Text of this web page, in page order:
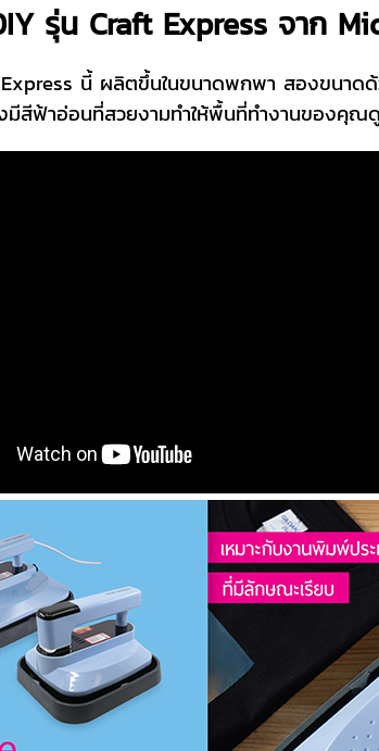
รุ่น Craft Express จาก
นี้ ผลิตขึ้นในขนาดพกพา สองขนาด
มีสีฟ้าอ่อนที่สวยงามทำให้พื้นที่ทำงานของคุณ